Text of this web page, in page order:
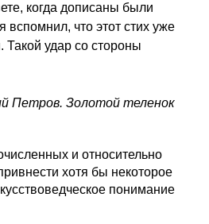
когда дописаны были
вспомнил, что этот стих уже
удар со стороны
Петров. Золотой теленок
и относительно
хотя бы некоторое
понимание